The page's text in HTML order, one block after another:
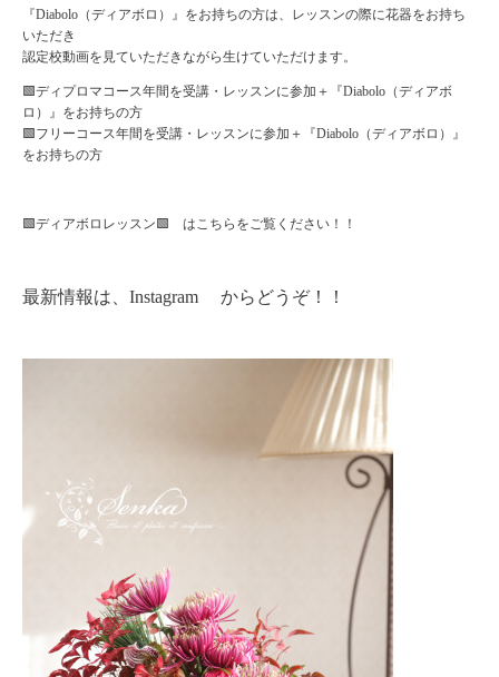
『Diabolo（ディアボロ）』 をお持ちの方は、レッスンの際に花器をお持ち
いただき
認定校動画を見ていただきながら生けていただけます。
🟩ディプロマコース年間を受講・レッスンに参加＋『Diabolo（ディアボ
ロ）』をお持ちの方
🟩フリーコース年間を受講・レッスンに参加＋『Diabolo（ディアボロ）』
をお持ちの方
🟩ディアボロレッスン🟩 はこちらをご覧ください！！
最新情報は、 Instagram からどうぞ！！